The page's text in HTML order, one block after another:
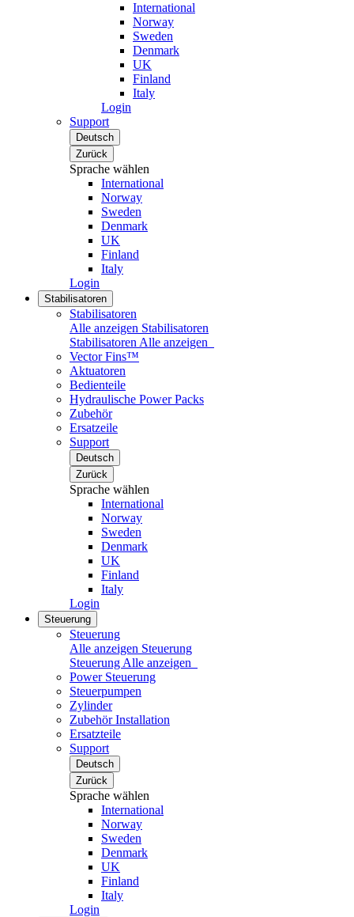
International
Norway
Sweden
Denmark
UK
Finland
Italy
Login
Support
Deutsch
Zurück
Sprache wählen
International
Norway
Sweden
Denmark
UK
Finland
Italy
Login
Stabilisatoren
Stabilisatoren
Alle anzeigen Stabilisatoren
Stabilisatoren Alle anzeigen
Vector Fins™
Aktuatoren
Bedienteile
Hydraulische Power Packs
Zubehör
Ersatzeile
Support
Deutsch
Zurück
Sprache wählen
International
Norway
Sweden
Denmark
UK
Finland
Italy
Login
Steuerung
Steuerung
Alle anzeigen Steuerung
Steuerung Alle anzeigen
Power Steuerung
Steuerpumpen
Zylinder
Zubehör Installation
Ersatzteile
Support
Deutsch
Zurück
Sprache wählen
International
Norway
Sweden
Denmark
UK
Finland
Italy
Login